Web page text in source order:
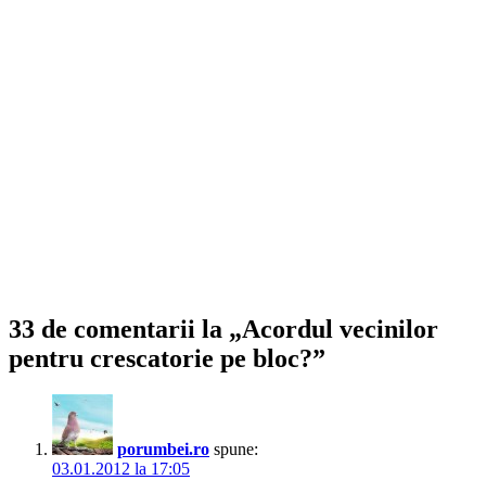
33 de comentarii la „Acordul vecinilor
pentru crescatorie pe bloc?”
porumbei.ro spune:
03.01.2012 la 17:05